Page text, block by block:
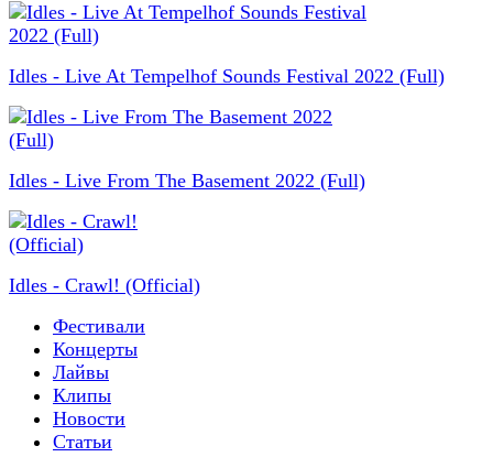
Idles - Live At Tempelhof Sounds Festival 2022 (Full)
Idles - Live From The Basement 2022 (Full)
Idles - Crawl! (Official)
Фестивали
Концерты
Лайвы
Клипы
Новости
Статьи